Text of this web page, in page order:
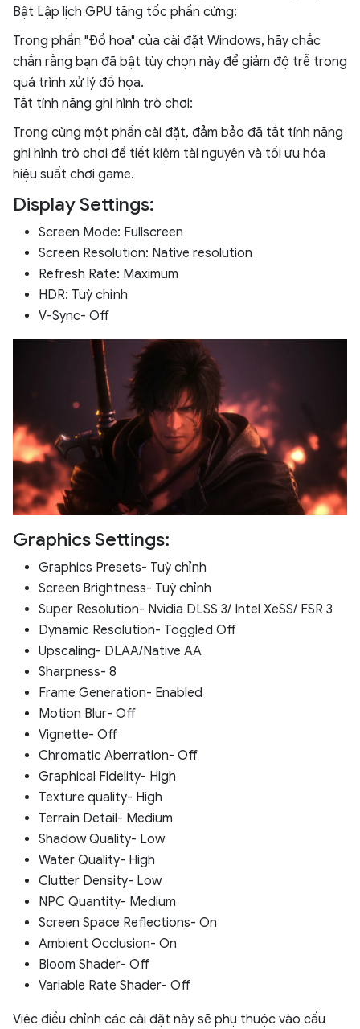
Bật Lập lịch GPU tăng tốc phần cứng:
Trong phần "Đồ họa" của cài đặt Windows, hãy chắc
chắn rằng bạn đã bật tùy chọn này để giảm độ trễ trong
quá trình xử lý đồ họa.
Tắt tính năng ghi hình trò chơi:
Trong cùng một phần cài đặt, đảm bảo đã tắt tính năng
ghi hình trò chơi để tiết kiệm tài nguyên và tối ưu hóa
hiệu suất chơi game.
Display Settings:
Screen Mode: Fullscreen
Screen Resolution: Native resolution
Refresh Rate: Maximum
HDR: Tuỳ chỉnh
V-Sync- Off
Graphics Settings:
Graphics Presets- Tuỳ chỉnh
Screen Brightness- Tuỳ chỉnh
Super Resolution- Nvidia DLSS 3/ Intel XeSS/ FSR 3
Dynamic Resolution- Toggled Off
Upscaling- DLAA/Native AA
Sharpness- 8
Frame Generation- Enabled
Motion Blur- Off
Vignette- Off
Chromatic Aberration- Off
Graphical Fidelity- High
Texture quality- High
Terrain Detail- Medium
Shadow Quality- Low
Water Quality- High
Clutter Density- Low
NPC Quantity- Medium
Screen Space Reflections- On
Ambient Occlusion- On
Bloom Shader- Off
Variable Rate Shader- Off
Việc điều chỉnh các cài đặt này sẽ phụ thuộc vào cấu